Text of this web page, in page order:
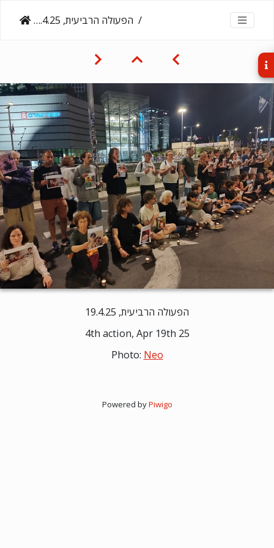
הפעולה הרביעית, 19.4.25
הפעולה הרביעית, 19.4.25
4th action, Apr 19th 25
Photo: Neo
Powered byPiwigo